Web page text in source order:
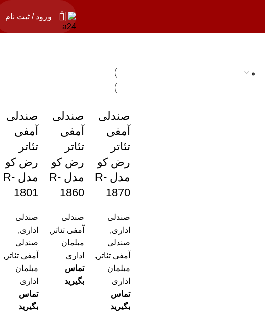
0 ورود / ثبت نام
صندلی
آمفی
تئاتر
رض کو
مدل R-
1870
صندلی
اداری,
صندلی
آمفی تئاتر ,
مبلمان
اداری
تماس
بگیرید
صندلی
آمفی
تئاتر
رض کو
مدل R-
1860
صندلی
آمفی تئاتر ,
مبلمان
اداری
تماس
بگیرید
صندلی
آمفی
تئاتر
رض کو
مدل R-
1801
صندلی
اداری,
صندلی
آمفی تئاتر ,
مبلمان
اداری
تماس
بگیرید